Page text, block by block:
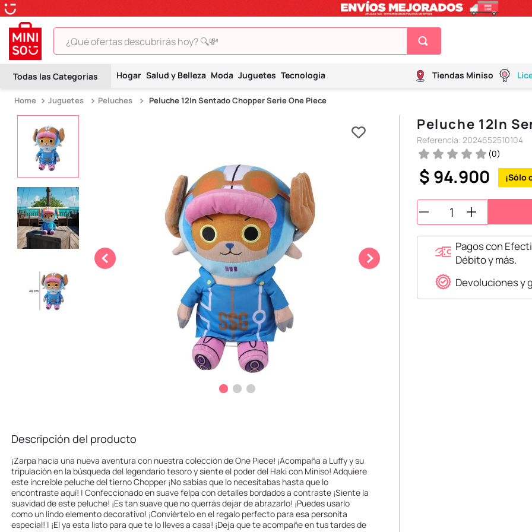
¿Qué ofertas descubrirás hoy? 🔍💸
Hogar Salud y Belleza Moda Juguetes Tecnología Tiendas Miniso
Juguetes Peluches Peluche 12In Sentado Chopper Serie One Piece
Descripción del producto
¡Zarpa hacia una nueva aventura con nuestra colección de One Piece! ¡Acompaña a Luffy y su
tripulación en la búsqueda del legendario tesoro y siente el poder del Haki con Miniso! Adquiere
este increíble peluche del tierno Chopper ¡No sabias que lo necesitabas hasta que lo
encontraste aquí! | Confeccionado en suave felpa con detalles bordados a contraste ¡Siente la
suavidad de este peluche! ¡Es tan suave que no querrás dejar de abrazarlo! ¡Puedes usarlo
como un lindo elemento decorativo! ¡Conviértelo en el regalo perfecto para esa personita
especial! | ¡El ya esta listo para que te lo lleves a casa! ¡Deja que te acompañe en tus tardes de
Peluche 12In
Referencia: 2024652510104
(0)
$ 94.900
Pagos con
Débito y más.
Devoluciones y
TÉRMINOS MÁS BUSCADOS
2
hello kitty
9.
one piece
.